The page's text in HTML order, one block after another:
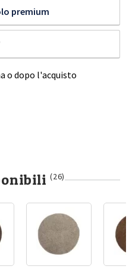
premium
o dopo l'acquisto
(26)